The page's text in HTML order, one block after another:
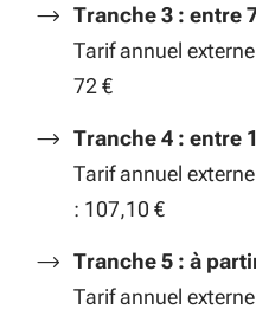
Tranche 3 : entre
Tarif annuel
72 €
Tranche 4 : entre
Tarif annuel
: 107,10 €
Tranche 5 : à
Tarif annuel